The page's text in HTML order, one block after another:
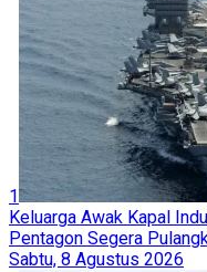
1
Keluarga Awak Kapal
Pentagon Segera
Sabtu, 8 Agustus 2026